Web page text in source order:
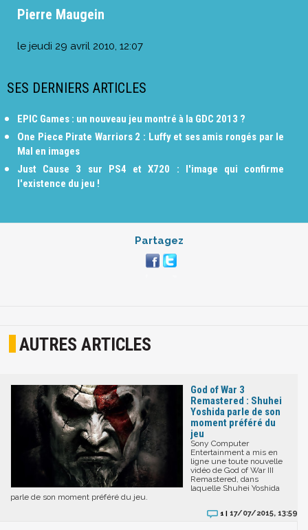
Pierre Maugein
le jeudi 29 avril 2010, 12:07
SES DERNIERS ARTICLES
EPIC Games : un nouveau jeu montré à la GDC 2013 ?
One Piece Pirate Warriors 2 : Luffy et ses amis rongés par le
Mal en images
Just Cause 3 sur PS4 et X720 : l'image qui confirme
l'existence du jeu !
Partagez
AUTRES ARTICLES
God of War 3
Remastered : Shuhei
Yoshida parle de son
moment préféré du
jeu
Sony Computer
Entertainment a mis en
ligne une toute nouvelle
vidéo de God of War III
Remastered, dans
laquelle Shuhei Yoshida
parle de son moment préféré du jeu.
1 | 17/07/2015, 13:59